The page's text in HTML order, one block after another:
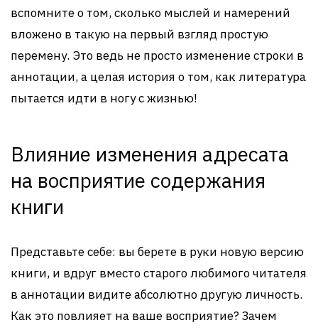
вспомните о том, сколько мыслей и намерений
вложено в такую на первый взгляд простую
перемену. Это ведь не просто изменение строки в
аннотации, а целая история о том, как литература
пытается идти в ногу с жизнью!
Влияние изменения адресата
на восприятие содержания
книги
Представьте себе: вы берете в руки новую версию
книги, и вдруг вместо старого любимого читателя
в аннотации видите абсолютно другую личность.
Как это повлияет на ваше восприятие? Зачем